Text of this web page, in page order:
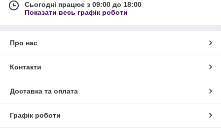
Сьогодні працює з 09:00 до 18:00
Показати весь графік роботи
Про нас
Контакти
Доставка та оплата
Графік роботи